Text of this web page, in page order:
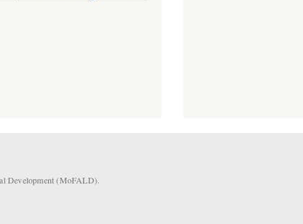
Development (MoFALD).